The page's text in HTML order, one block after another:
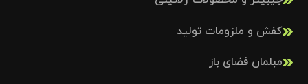
کفش و ملزومات تولید
مبلمان فضای باز